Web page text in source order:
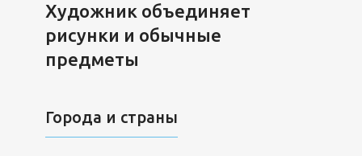
Художник объединяет
рисунки и обычные
предметы
Города и страны